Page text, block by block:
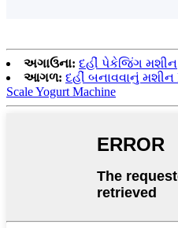
અગાઉના: દહીં પેકેજિંગ મશીન
આગળ: દહીં બનાવવાનું મશીન
Scale Yogurt Machine